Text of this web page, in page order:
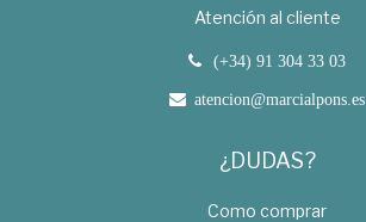
Atención al cliente
(+34) 91 304 33 03
atencion@marcialpons.es
¿DUDAS?
Como comprar